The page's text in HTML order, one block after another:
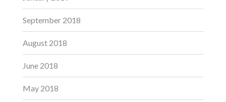
September 2018
August 2018
June 2018
May 2018